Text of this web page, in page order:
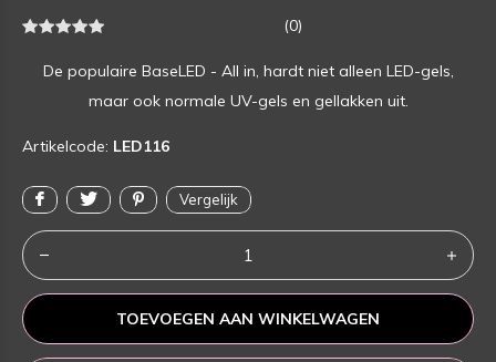
(0)
De populaire BaseLED - All in, hardt niet alleen LED-gels,
maar ook normale UV-gels en gellakken uit.
Artikelcode: LED116
Vergelijk
TOEVOEGEN AAN WINKELWAGEN